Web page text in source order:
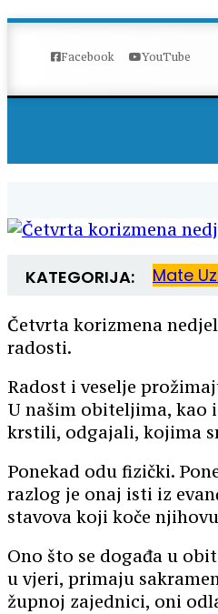
Facebook YouTube
KATEGORIJA: Mate
Četvrta korizmena
radosti.
Radost i veselje
U našim obiteljima, kao
krstili, odgajali, kojima
Ponekad odu fizički.
razlog je onaj isti iz
stavova koji koče
Ono što se događa u
u vjeri, primaju
župnoj zajednici, oni